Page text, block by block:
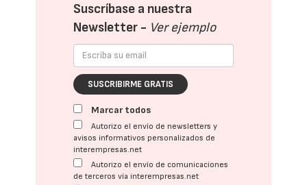
Suscríbase a nuestra
Newsletter - Ver ejemplo
SUSCRIBIRME GRATIS
Marcar todos
Autorizo el envío de newsletters y
avisos informativos personalizados de
interempresas.net
Autorizo el envío de comunicaciones
de terceros vía interempresas.net